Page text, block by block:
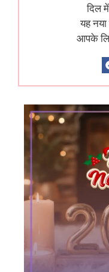
दिल
यह
आपके